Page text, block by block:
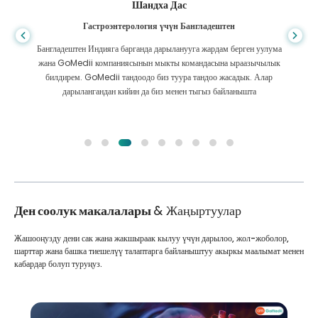
Шандха Дас
Гастроэнтерология үчүн Бангладештен
Бангладештен Индияга барганда дарыланууга жардам берген уулума
жана GoMedii компаниясынын мыкты командасына ыраазычылык
билдирем. GoMedii тандоодо биз туура тандоо жасадык. Алар
дарылангандан кийин да биз менен тыгыз байланышта
Ден соолук макалалары& Жаңыртуулар
Жашооңузду дени сак жана жакшыраак кылуу үчүн дарылоо, жол-жоболор,
шарттар жана башка тиешелүү талаптарга байланыштуу акыркы маалымат менен
кабардар болуп туруңуз.